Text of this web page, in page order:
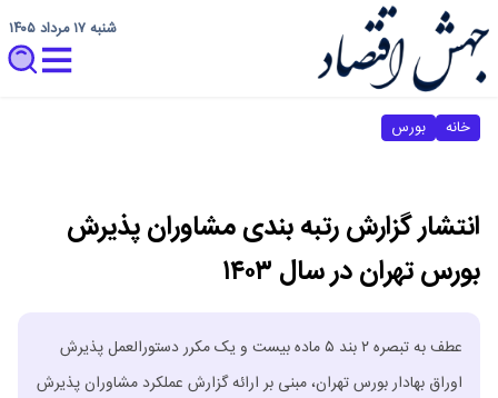
شنبه ۱۷ مرداد ۱۴۰۵
خانه بورس
انتشار گزارش رتبه بندی مشاوران پذیرش
بورس تهران در سال ۱۴۰۳
عطف به تبصره ۲ بند ۵ ماده بیست و یک مکرر دستورالعمل پذیرش
اوراق بهادار بورس تهران، مبنی بر ارائه گزارش عملکرد مشاوران پذیرش